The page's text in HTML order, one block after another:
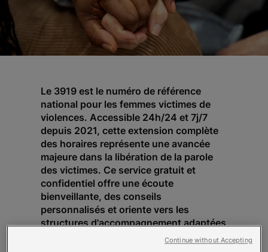
Le 3919 est le numéro de référence
national pour les femmes victimes de
violences. Accessible 24h/24 et 7j/7
depuis 2021, cette extension complète
des horaires représente une avancée
majeure dans la libération de la parole
des victimes. Ce service gratuit et
confidentiel offre une écoute
bienveillante, des conseils
personnalisés et oriente vers les
structures d'accompagnement adaptées
Continue without Accepting